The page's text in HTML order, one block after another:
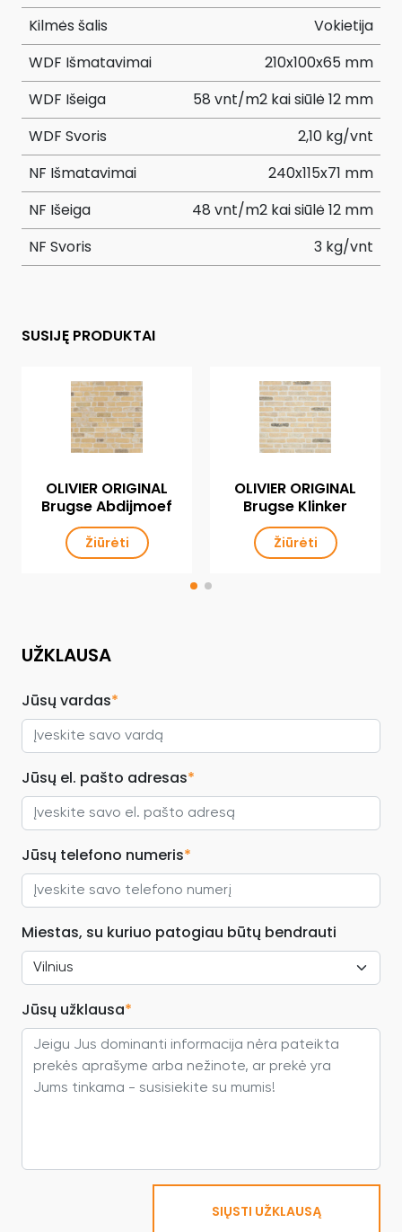
Kilmės šalis
Vokietija
WDF Išmatavimai
210x100x65 mm
WDF Išeiga
58 vnt/m2 kai siūlė 12 mm
WDF Svoris
2,10 kg/vnt
NF Išmatavimai
240x115x71 mm
NF Išeiga
48 vnt/m2 kai siūlė 12 mm
NF Svoris
3 kg/vnt
SUSIJĘ PRODUKTAI
OLIVIER ORIGINAL
Brugse Abdijmoef
Žiūrėti
OLIVIER ORIGINAL
Brugse Klinker
Žiūrėti
UŽKLAUSA
Jūsų vardas*
Jūsų el. pašto adresas*
Jūsų telefono numeris*
Miestas, su kuriuo patogiau būtų bendrauti
Jūsų užklausa*
SIŲSTI UŽKLAUSĄ